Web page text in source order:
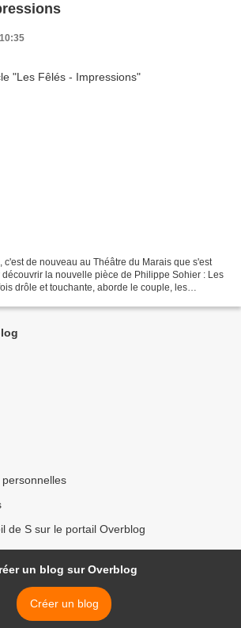
c'est de nouveau au Théâtre du Marais que s'est
la nouvelle pièce de Philippe Sohier : Les
drôle et touchante, aborde le couple, les
de S sur le portail Overblog
un blog sur Overblog
Créer un blog